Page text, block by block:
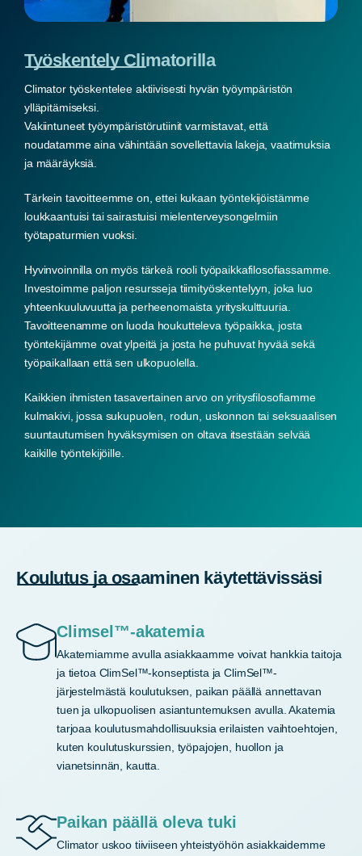
Työskentely Climatorilla
Climator työskentelee aktiivisesti hyvän työympäristön
ylläpitämiseksi.
Vakiintuneet työympäristörutiinit varmistavat, että
noudatamme aina vähintään sovellettavia lakeja, vaatimuksia
ja määräyksiä.
Tärkein tavoitteemme on, ettei kukaan työntekijöistämme
loukkaantuisi tai sairastuisi mielenterveysongelmiin
työtapaturmien vuoksi.
Hyvinvoinnilla on myös tärkeä rooli työpaikkafilosofiassamme.
Investoimme paljon resursseja tiimityöskentelyyn, joka luo
yhteenkuuluvuutta ja perheenomaista yrityskulttuuria.
Tavoitteenamme on luoda houkutteleva työpaikka, josta
työntekijämme ovat ylpeitä ja josta he puhuvat hyvää sekä
työpaikallaan että sen ulkopuolella.
Kaikkien ihmisten tasavertainen arvo on yritysfilosofiamme
kulmakivi, jossa sukupuolen, rodun, uskonnon tai seksuaalisen
suuntautumisen hyväksymisen on oltava itsestään selvää
kaikille työntekijöille.
Koulutus ja osaaminen käytettävissäsi
Climsel™-akatemia
Akatemiamme avulla asiakkaamme voivat hankkia taitoja
ja tietoa ClimSel™-konseptista ja ClimSel™-
järjestelmästä koulutuksen, paikan päällä annettavan
tuen ja ulkopuolisen asiantuntemuksen avulla. Akatemia
tarjoaa koulutusmahdollisuuksia erilaisten vaihtoehtojen,
kuten koulutuskurssien, työpajojen, huollon ja
vianetsinnän, kautta.
Paikan päällä oleva tuki
Climator uskoo tiiviiseen yhteistyöhön asiakkaidemme